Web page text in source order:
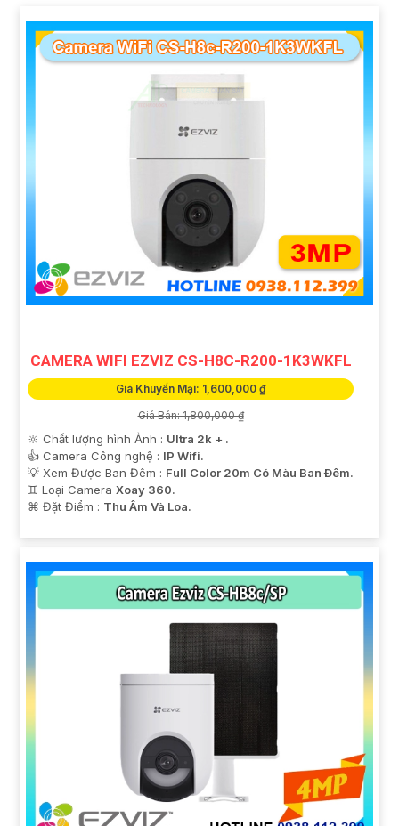
cơ hội sở hữu Camera Wifi Ezviz giá rẻ chính hãng để
bảo vệ tài sản và gia đình của bạn ngay hôm nay!"
Hy vọng đoạn văn trên sẽ giúp bạn trong việc giới thiệu
sản phẩm Camera Wifi Ezviz.
CAMERA WIFI EZVIZ CS-H8C-R200-1K3WKFL
Giá Khuyến Mại: 1,600,000 ₫
Giá Bán: 1,800,000 ₫
🔆 Chất lượng hình Ảnh : Ultra 2k + .
👍 Camera Công nghệ : IP Wifi.
💡 Xem Được Ban Đêm : Full Color 20m Có Màu Ban Ðêm.
♊ Loại Camera Xoay 360.
️⌘ Đặt Điểm : Thu Âm Và Loa.